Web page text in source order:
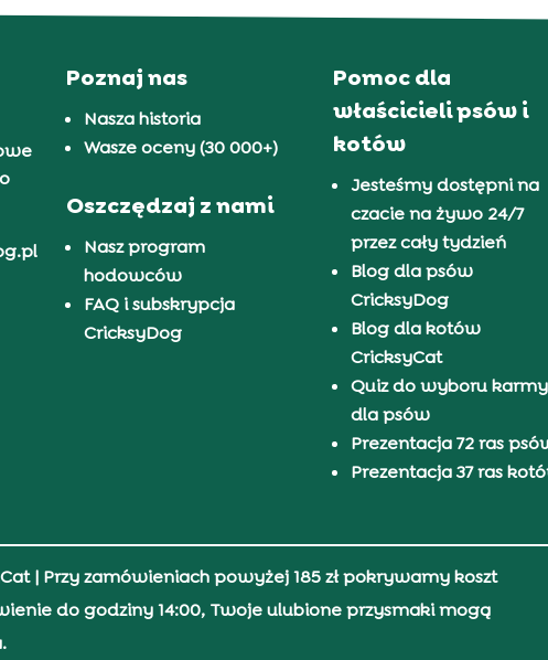
Poznaj nas
Nasza historia
Wasze oceny (30 000+)
Oszczędzaj z nami
Nasz program
hodowców
FAQ i subskrypcja
CricksyDog
Pomoc dla
właścicieli psów i
kotów
Jesteśmy dostępni na
czacie na żywo 24/7
przez cały tydzień
Blog dla psów
CricksyDog
Blog dla kotów
CricksyCat
Quiz do wyboru karmy
dla psów
Prezentacja 72 ras
Prezentacja 37 ras
| Przy zamówieniach powyżej 185 zł pokrywamy koszt
do godziny 14:00, Twoje ulubione przysmaki mogą